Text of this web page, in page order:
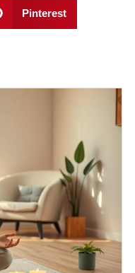
Pinterest